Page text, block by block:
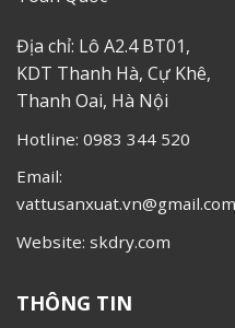
Địa chỉ: Lô A2.4 BT01,
KDT Thanh Hà, Cự Khê,
Thanh Oai, Hà Nội
Hotline: 0983 344 520
Email:
vattusanxuat.vn@gmail.com
Website: skdry.com
THÔNG TIN